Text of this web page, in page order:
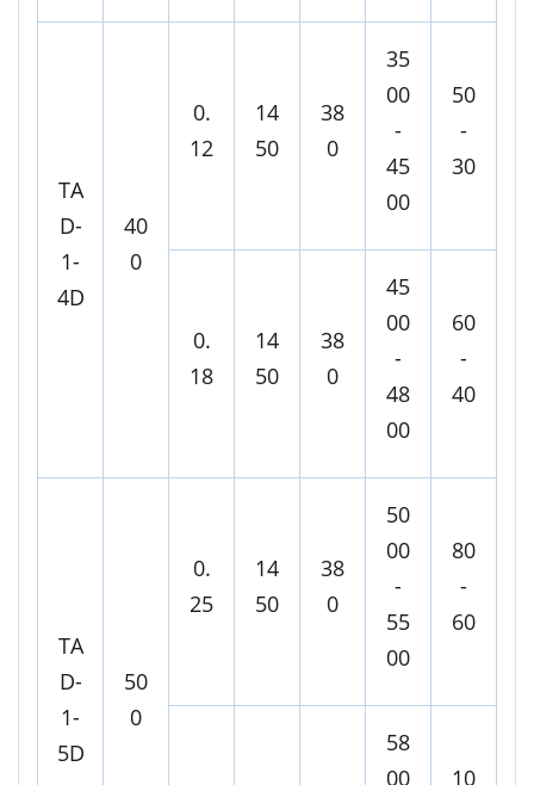
TA
D-
1-
4D
40
0
0.
12
14
50
38
0
35
00
-
45
00
50
-
30
0.
18
14
50
38
0
45
00
-
48
00
60
-
40
TA
D-
1-
5D
50
0
0.
25
14
50
38
0
50
00
-
55
00
80
-
60
58
00
10